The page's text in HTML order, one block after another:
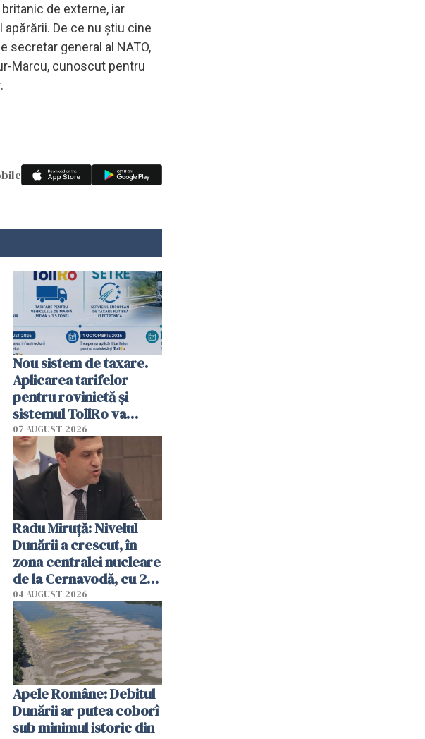
de externe, iar
De ce nu ştiu cine
secretar general al NATO,
Marcu, cunoscut pentru
Nou sistem de taxare.
Aplicarea tarifelor
pentru rovinietă şi
sistemul TollRo va
începe la 1 octombrie
07 AUGUST 2026
Radu Miruţă: Nivelul
Dunării a crescut, în
zona centralei nucleare
de la Cernavodă, cu 2
cm faţă de ziua trecută
04 AUGUST 2026
Apele Române: Debitul
Dunării ar putea coborî
sub minimul istoric din